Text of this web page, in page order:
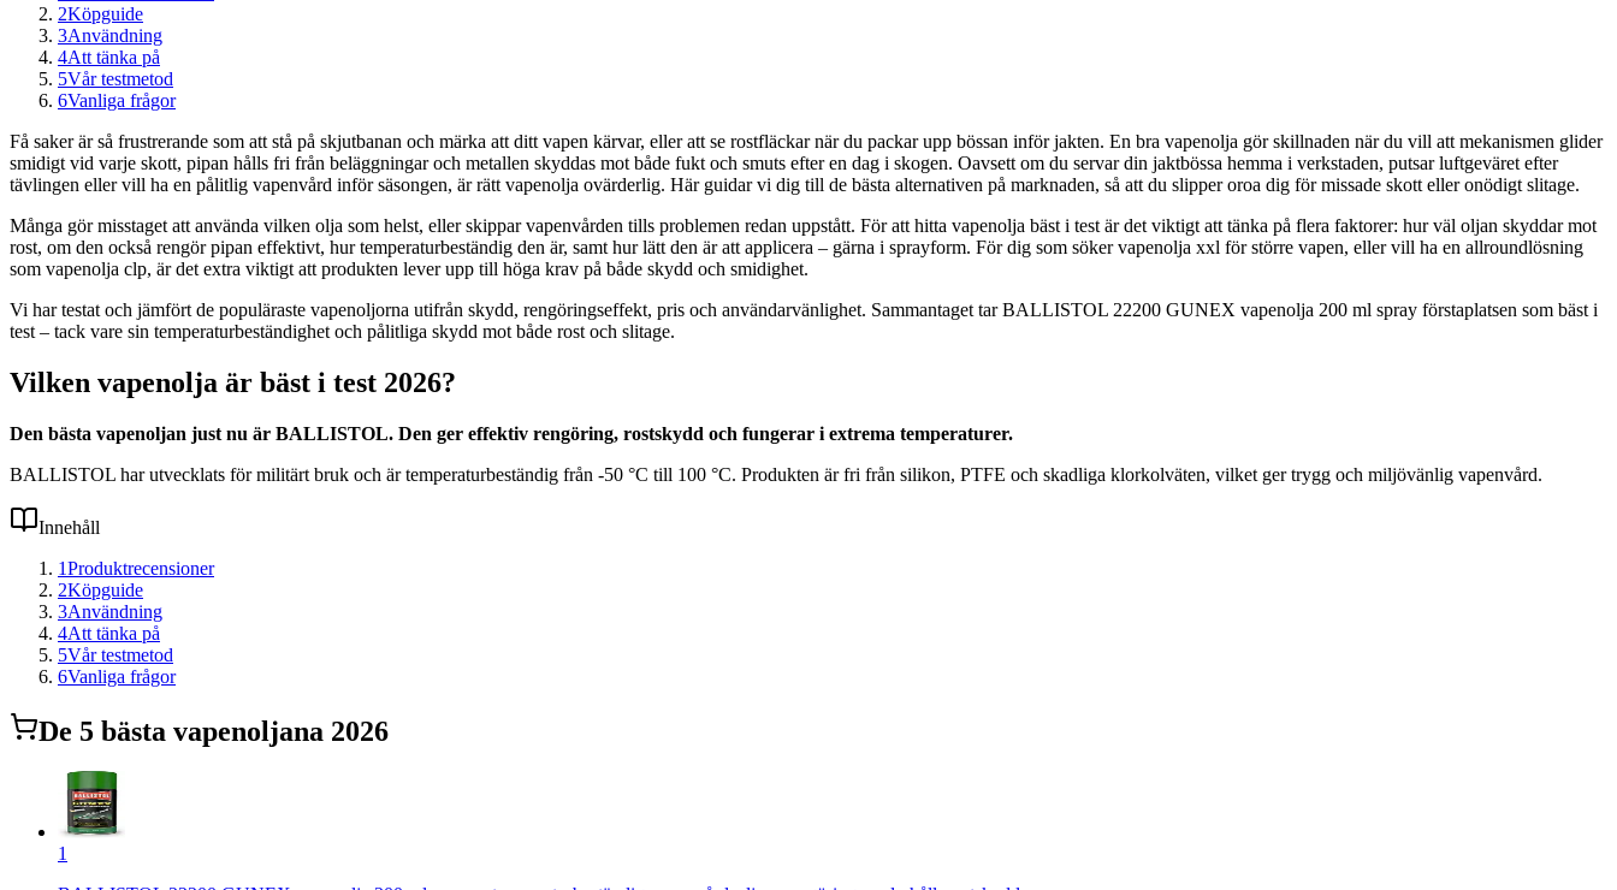
2Köpguide
3Användning
4Att tänka på
5Vår testmetod
6Vanliga frågor
Få saker är så frustrerande som att stå på skjutbanan och märka att ditt vapen kärvar, eller att se rostfläckar när du packar upp bössan inför jakten. En bra vapenolja gör skillnaden när du vill att mekanismen glider
smidigt vid varje skott, pipan hålls fri från beläggningar och metallen skyddas mot både fukt och smuts efter en dag i skogen. Oavsett om du servar din jaktbössa hemma i verkstaden, putsar luftgeväret efter
tävlingen eller vill ha en pålitlig vapenvård inför säsongen, är rätt vapenolja ovärderlig. Här guidar vi dig till de bästa alternativen på marknaden, så att du slipper oroa dig för missade skott eller onödigt slitage.
Många gör misstaget att använda vilken olja som helst, eller skippar vapenvården tills problemen redan uppstått. För att hitta vapenolja bäst i test är det viktigt att tänka på flera faktorer: hur väl oljan skyddar mot
rost, om den också rengör pipan effektivt, hur temperaturbeständig den är, samt hur lätt den är att applicera – gärna i sprayform. För dig som söker vapenolja xxl för större vapen, eller vill ha en allroundlösning
som vapenolja clp, är det extra viktigt att produkten lever upp till höga krav på både skydd och smidighet.
Vi har testat och jämfört de populäraste vapenoljorna utifrån skydd, rengöringseffekt, pris och användarvänlighet. Sammantaget tar BALLISTOL 22200 GUNEX vapenolja 200 ml spray förstaplatsen som bäst i
test – tack vare sin temperaturbeständighet och pålitliga skydd mot både rost och slitage.
Vilken vapenolja är bäst i test 2026?
Den bästa vapenoljan just nu är BALLISTOL. Den ger effektiv rengöring, rostskydd och fungerar i extrema temperaturer.
BALLISTOL har utvecklats för militärt bruk och är temperaturbeständig från -50 °C till 100 °C. Produkten är fri från silikon, PTFE och skadliga klorkolväten, vilket ger trygg och miljövänlig vapenvård.
Innehåll
1Produktrecensioner
2Köpguide
3Användning
4Att tänka på
5Vår testmetod
6Vanliga frågor
De 5 bästa vapenoljana 2026
1